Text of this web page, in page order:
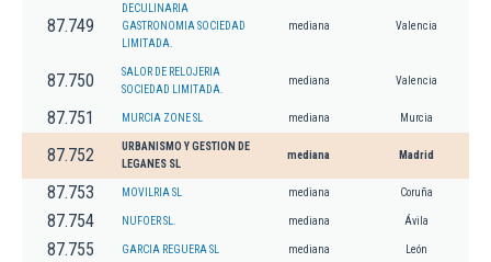
87.749
DECULINARIA
GASTRONOMIA SOCIEDAD
LIMITADA.
mediana Valencia
87.750
SALOR DE RELOJERIA
SOCIEDAD LIMITADA.
mediana Valencia
87.751 MURCIA ZONE SL mediana Murcia
87.752
URBANISMO Y GESTION DE
LEGANES SL
mediana Madrid
87.753 MOVILRIA SL mediana Coruña
87.754 NUFOER SL. mediana Ávila
87.755 GARCIA REGUERA SL mediana León